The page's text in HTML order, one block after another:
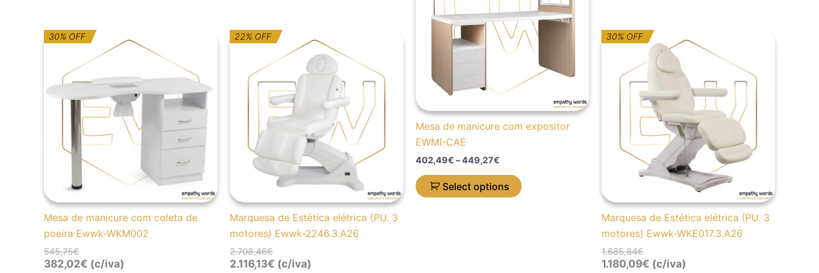
30% OFF
Mesa de manicure com coleta de
poeira Ewwk-WKM002
545,75€
O
preço
original
era:
545,75€.
O
preço
atual
é:
382,02€.
382,02€ (c/iva)
22% OFF
Marquesa de Estética elétrica (PU. 3
motores) Ewwk-2246.3.A26
2.708,46€
O
preço
original
era:
2.708,46€.
O
preço
atual
é:
2.116,13€.
2.116,13€ (c/iva)
Mesa de manicure com expositor
EWMI-CAE
402,49€ –449,27€
Select options
variants.
The
options
may
chosen
the
product
30% OFF
Marquesa de Estética elétrica (PU. 3
motores) Ewwk-WKE017.3.A26
1.685,84€
O
preço
original
era:
1.685,84€.
O
preço
atual
é:
1.180,09€.
1.180,09€ (c/iva)